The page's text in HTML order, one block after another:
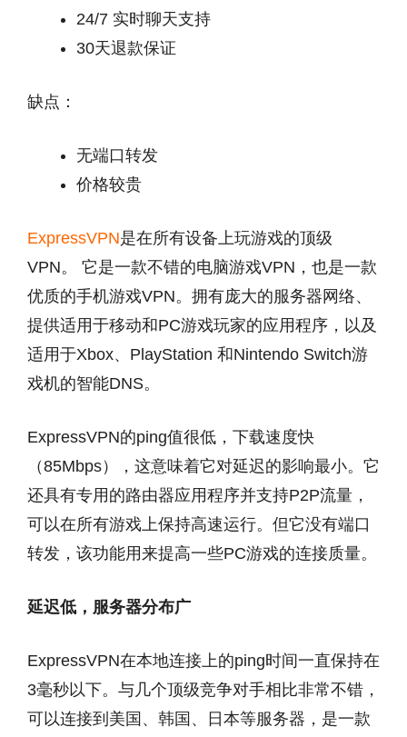
24/7 实时聊天支持
30天退款保证
缺点：
无端口转发
价格较贵
ExpressVPN是在所有设备上玩游戏的顶级
VPN。 它是一款不错的电脑游戏VPN，也是一款
优质的手机游戏VPN。拥有庞大的服务器网络、
提供适用于移动和PC游戏玩家的应用程序，以及
适用于Xbox、PlayStation 和Nintendo Switch游
戏机的智能DNS。
ExpressVPN的ping值很低，下载速度快
（85Mbps），这意味着它对延迟的影响最小。它
还具有专用的路由器应用程序并支持P2P流量，
可以在所有游戏上保持高速运行。但它没有端口
转发，该功能用来提高一些PC游戏的连接质量。
延迟低，服务器分布广
ExpressVPN在本地连接上的ping时间一直保持在
3毫秒以下。与几个顶级竞争对手相比非常不错，
可以连接到美国、韩国、日本等服务器，是一款